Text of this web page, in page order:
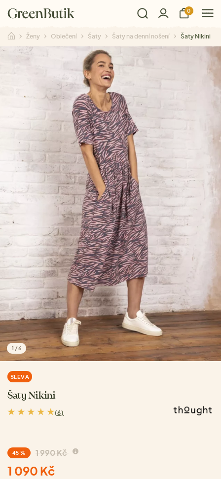
0
Ženy Oblečení Šaty Šaty na denní nošení Šaty Nikini
1 /6
SLEVA
Šaty Nikini
(6)
45 % 1 990 Kč
1 090 Kč